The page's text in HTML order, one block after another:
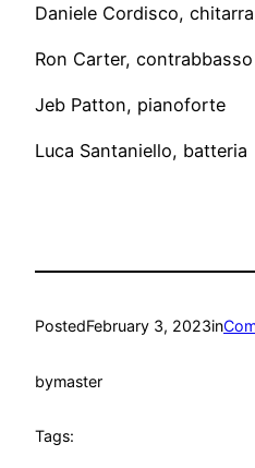
Daniele Cordisco, chitarra
Ron Carter, contrabbasso
Jeb Patton, pianoforte
Luca Santaniello, batteria
PostedFebruary 3, 2023in
bymaster
Tags: